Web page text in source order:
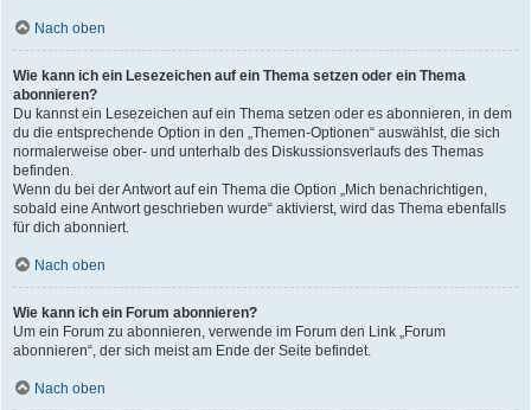
Nach oben
Wie kann ich ein Lesezeichen auf ein Thema setzen oder ein Thema
abonnieren?
Du kannst ein Lesezeichen auf ein Thema setzen oder es abonnieren, in dem
du die entsprechende Option in den „Themen-Optionen“ auswählst, die sich
normalerweise ober- und unterhalb des Diskussionsverlaufs des Themas
befinden.
Wenn du bei der Antwort auf ein Thema die Option „Mich benachrichtigen,
sobald eine Antwort geschrieben wurde“ aktivierst, wird das Thema ebenfalls
für dich abonniert.
Nach oben
Wie kann ich ein Forum abonnieren?
Um ein Forum zu abonnieren, verwende im Forum den Link „Forum
abonnieren“, der sich meist am Ende der Seite befindet.
Nach oben